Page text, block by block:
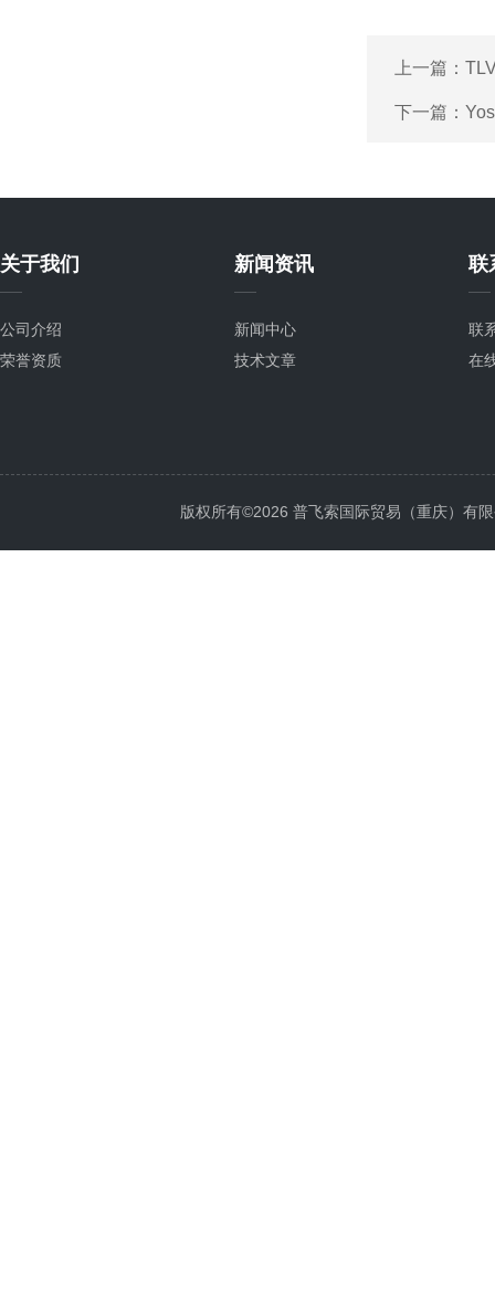
上一篇：
下一篇：
关于我们
公司介绍
荣誉资质
新闻资讯
新闻中心
技术文章
联
联
在
版权所有©2026 普飞索国际贸易（重庆）有